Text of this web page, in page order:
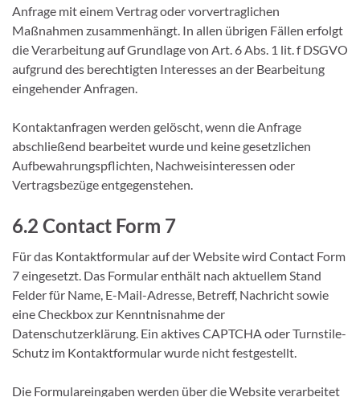
Anfrage mit einem Vertrag oder vorvertraglichen
Maßnahmen zusammenhängt. In allen übrigen Fällen erfolgt
die Verarbeitung auf Grundlage von Art. 6 Abs. 1 lit. f DSGVO
aufgrund des berechtigten Interesses an der Bearbeitung
eingehender Anfragen.
Kontaktanfragen werden gelöscht, wenn die Anfrage
abschließend bearbeitet wurde und keine gesetzlichen
Aufbewahrungspflichten, Nachweisinteressen oder
Vertragsbezüge entgegenstehen.
6.2 Contact Form 7
Für das Kontaktformular auf der Website wird Contact Form
7 eingesetzt. Das Formular enthält nach aktuellem Stand
Felder für Name, E-Mail-Adresse, Betreff, Nachricht sowie
eine Checkbox zur Kenntnisnahme der
Datenschutzerklärung. Ein aktives CAPTCHA oder Turnstile-
Schutz im Kontaktformular wurde nicht festgestellt.
Die Formulareingaben werden über die Website verarbeitet